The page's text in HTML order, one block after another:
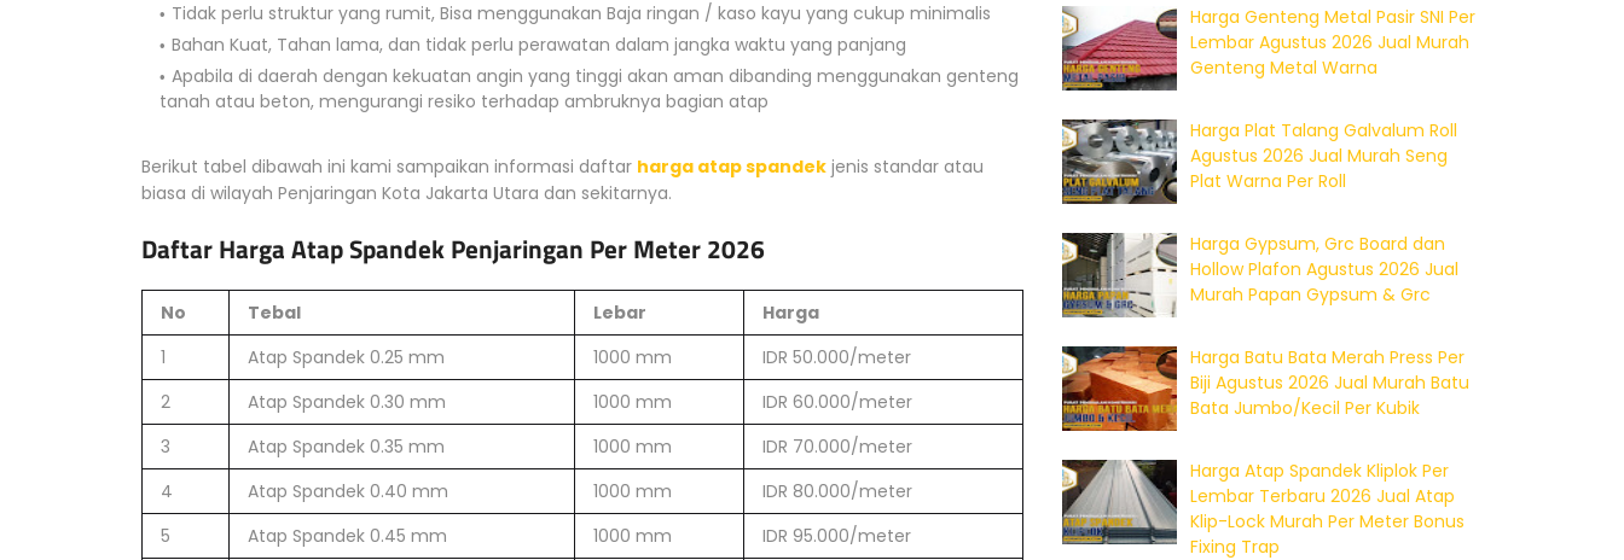
Tidak perlu struktur yang rumit, Bisa menggunakan Baja ringan / kaso kayu yang cukup minimalis
Bahan Kuat, Tahan lama, dan tidak perlu perawatan dalam jangka waktu yang panjang
Apabila di daerah dengan kekuatan angin yang tinggi akan aman dibanding menggunakan genteng
tanah atau beton, mengurangi resiko terhadap ambruknya bagian atap
Berikut tabel dibawah ini kami sampaikan informasi daftar harga atap spandek jenis standar atau
biasa di wilayah Penjaringan Kota Jakarta Utara dan sekitarnya.
Daftar Harga Atap Spandek Penjaringan Per Meter 2026
No Tebal Lebar
Harga
1
Atap Spandek 0.25 mm 1000 mm
IDR 50.000/meter
2
Atap Spandek 0.30 mm 1000 mm
IDR 60.000/meter
3
Atap Spandek 0.35 mm 1000 mm
IDR 70.000/meter
4
Atap Spandek 0.40 mm 1000 mm
IDR 80.000/meter
5
Atap Spandek 0.45 mm 1000 mm
IDR 95.000/meter
Harga Genteng Metal Pasir SNI Per
Lembar Agustus 2026 Jual Murah
Genteng Metal Warna
Harga Plat Talang Galvalum Roll
Agustus 2026 Jual Murah Seng
Plat Warna Per Roll
Harga Gypsum, Grc Board dan
Hollow Plafon Agustus 2026 Jual
Murah Papan Gypsum & Grc
Harga Batu Bata Merah Press Per
Biji Agustus 2026 Jual Murah Batu
Bata Jumbo/Kecil Per Kubik
Harga Atap Spandek Kliplok Per
Lembar Terbaru 2026 Jual Atap
Klip-Lock Murah Per Meter Bonus
Fixing Trap